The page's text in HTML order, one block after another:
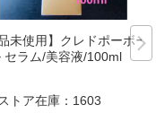
品未使用】クレドポーボー
セラム/美容液/100ml
トア在庫： 1603